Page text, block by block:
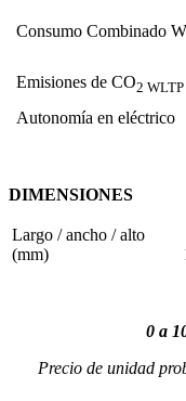
Consumo Combinado
Emisiones de CO2 WLTP
Autonomía en eléctrico
DIMENSIONES
Largo / ancho / alto
(mm)
0 a
Precio de unidad